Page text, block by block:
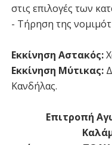
στις επιλογές των
- Τήρηση της
Εκκίνηση Αστακός:
Εκκίνηση Μύτικας:
Κανδήλας.
Επιτροπή